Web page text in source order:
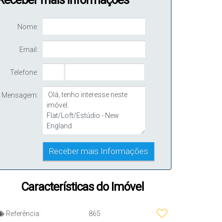
Nome:
Email:
Telefone:
Mensagem:
Características do Imóvel
Referência: 865